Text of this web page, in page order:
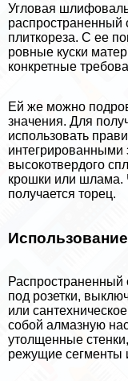
Угловая
распространенный
плиткореза. С ее
ровные куски
конкретные
Ей же можно
значения. Для
использовать
интегрированными
высокотвердого
крошки или шлама.
получается торец.
Распространенный
под розетки,
или
собой алмазную
утолщенные
режущие сегменты